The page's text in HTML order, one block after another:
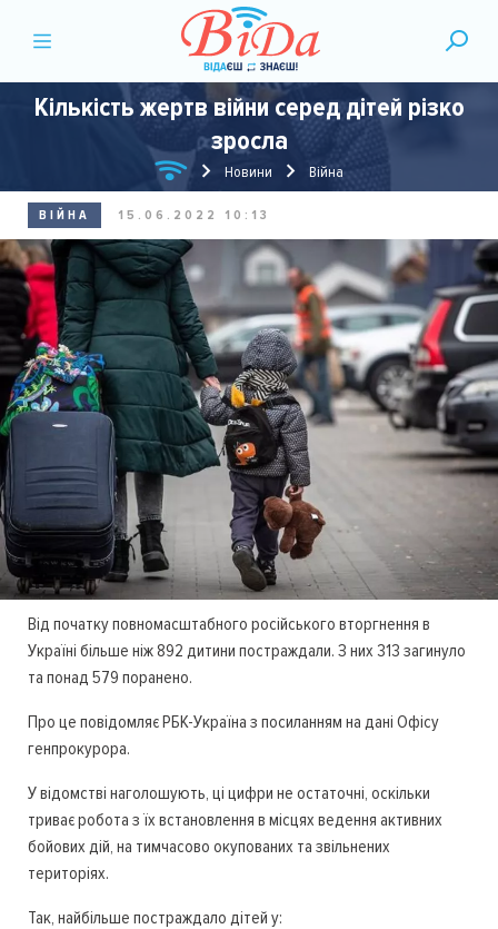
Кількість жертв війни серед дітей різко
зросла
Новини Війна
ВІЙНА 15.06.2022 10:13
Від початку повномасштабного російського вторгнення в
Україні більше ніж 892 дитини постраждали. З них 313 загинуло
та понад 579 поранено.
Про це повідомляє РБК-Україна з посиланням на дані Офісу
генпрокурора.
У відомстві наголошують, ці цифри не остаточні, оскільки
триває робота з їх встановлення в місцях ведення активних
бойових дій, на тимчасово окупованих та звільнених
територіях.
Так, найбільше постраждало дітей у: